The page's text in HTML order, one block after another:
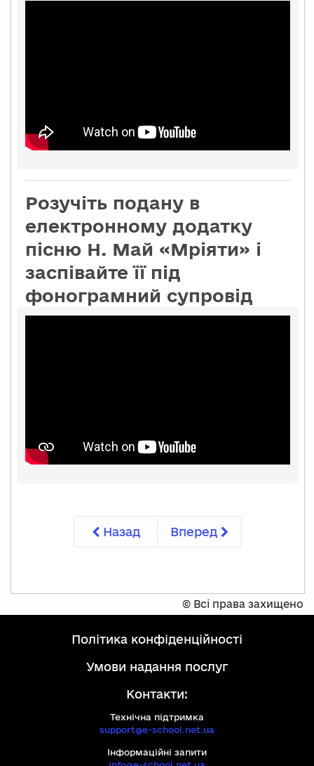
Розучіть подану в
електронному додатку
пісню Н. Май «Мріяти» і
заспівайте її під
фонограмний супровід
Назад Вперед
© Всі права захищено
політика конфіденційності
умови надання послуг
Контакти:
Технічна підтримка
support@e-school.net.ua
Інформаційні запити